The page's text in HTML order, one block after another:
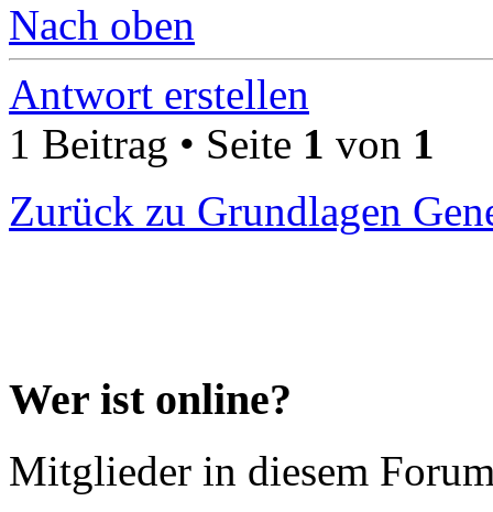
Nach oben
Antwort erstellen
1 Beitrag • Seite 1 von 1
Zurück zu Grundlagen
Wer ist online?
Mitglieder in diesem